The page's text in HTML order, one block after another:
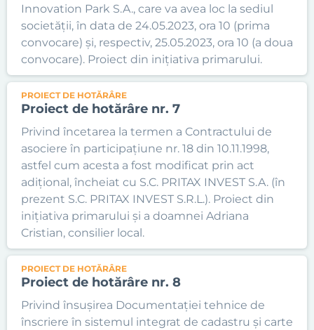
Innovation Park S.A., care va avea loc la sediul
societății, în data de 24.05.2023, ora 10 (prima
convocare) și, respectiv, 25.05.2023, ora 10 (a doua
convocare). Proiect din inițiativa primarului.
PROIECT DE HOTĂRÂRE
Proiect de hotărâre nr. 7
Privind încetarea la termen a Contractului de
asociere în participațiune nr. 18 din 10.11.1998,
astfel cum acesta a fost modificat prin act
adițional, încheiat cu S.C. PRITAX INVEST S.A. (în
prezent S.C. PRITAX INVEST S.R.L.). Proiect din
inițiativa primarului și a doamnei Adriana
Cristian, consilier local.
PROIECT DE HOTĂRÂRE
Proiect de hotărâre nr. 8
Privind însușirea Documentației tehnice de
înscriere în sistemul integrat de cadastru și carte